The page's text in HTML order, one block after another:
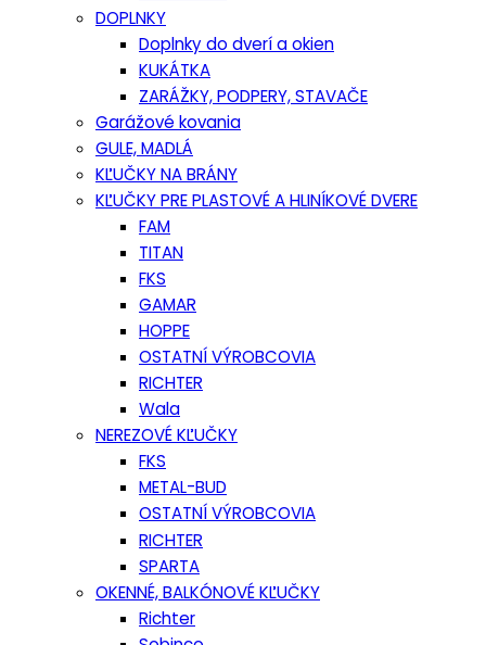
DOPLNKY
Doplnky do dverí a okien
KUKÁTKA
ZARÁŽKY, PODPERY, STAVAČE
Garážové kovania
GULE, MADLÁ
KĽUČKY NA BRÁNY
KĽUČKY PRE PLASTOVÉ A HLINÍKOVÉ DVERE
FAM
TITAN
FKS
GAMAR
HOPPE
OSTATNÍ VÝROBCOVIA
RICHTER
Wala
NEREZOVÉ KĽUČKY
FKS
METAL-BUD
OSTATNÍ VÝROBCOVIA
RICHTER
SPARTA
OKENNÉ, BALKÓNOVÉ KĽUČKY
Richter